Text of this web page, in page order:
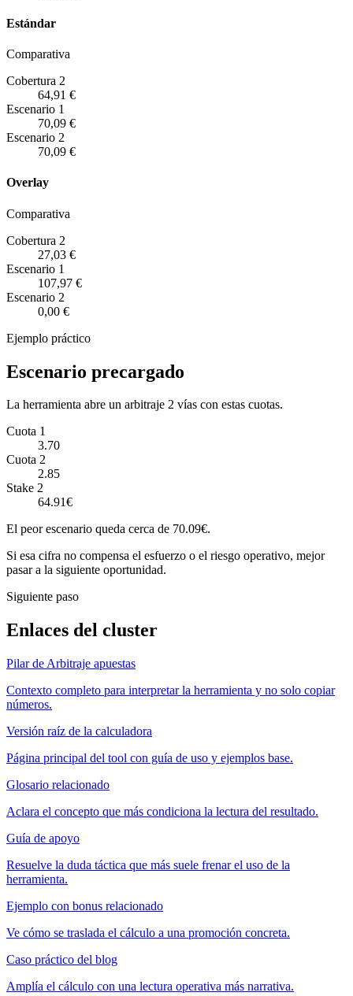
Estándar
Comparativa
Cobertura 2
64,91 €
Escenario 1
70,09 €
Escenario 2
70,09 €
Overlay
Comparativa
Cobertura 2
27,03 €
Escenario 1
107,97 €
Escenario 2
0,00 €
Ejemplo práctico
Escenario precargado
La herramienta abre un arbitraje 2 vías con estas cuotas.
Cuota 1
3.70
Cuota 2
2.85
Stake 2
64.91€
El peor escenario queda cerca de 70.09€.
Si esa cifra no compensa el esfuerzo o el riesgo operativo, mejor
pasar a la siguiente oportunidad.
Siguiente paso
Enlaces del cluster
Pilar de Arbitraje apuestas
Contexto completo para interpretar la herramienta y no solo copiar
números.
Versión raíz de la calculadora
Página principal del tool con guía de uso y ejemplos base.
Glosario relacionado
Aclara el concepto que más condiciona la lectura del resultado.
Guía de apoyo
Resuelve la duda táctica que más suele frenar el uso de la
herramienta.
Ejemplo con bonus relacionado
Ve cómo se traslada el cálculo a una promoción concreta.
Caso práctico del blog
Amplía el cálculo con una lectura operativa más narrativa.